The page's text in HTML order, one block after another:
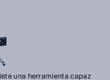
una herramienta capaz